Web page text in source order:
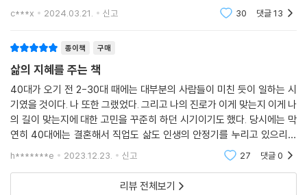
중년에야 인정받은 쇼펜하우어는 자신의 심정을 이렇게 말했다.
“내가 했던 일을 기쁘게 돌아볼 수 있는 것은 누가 뭐라 하든 흔들리지 않
았기 때문이리라.”
쇼펜하우어는 인생의 의미를 끊임없이 고민했다. 그 결과 “모든 인생은 고
통이다”라고 했지만, 그는 인생사를 고통으로만 결론 짓지 않았다. 고통에
는 두 가지 종류가 있다. 하나는 인생의 무게 중심이 자기 바깥에 있는 ‘가
짜 행복’을 좇는 고통이다. 다른 하나는 인생의 무게 중심을 자기 밖에서 자
건 좋은 줄 알고 목표로 삼았는데 남이 먹다 남긴 음식과 버린 옷에 비유를
c***x 2024.03.21. 신고 30 댓글13
종이책 구매
삶의 지혜를 주는 책
40대가 오기 전 2-30대 때에는 대부분의 사람들이 미친 듯이 일하는 시
기였을 것이다. 나 또한 그랬었다. 그리고 나의 진로가 이게 맞는지 이게 나
의 길이 맞는지에 대한 고민을 꾸준히 하던 시기이기도 했다. 당시에는 막
연히 40대에는 결혼해서 직업도 삶도 인생의 안정기를 누리고 있으리라
생각했다. 인생은 생각대로 흘러가지 않는다. 40대가 되었지만 여전히 결
h*******e 2023.12.23. 신고 27 댓글0
리뷰 전체보기